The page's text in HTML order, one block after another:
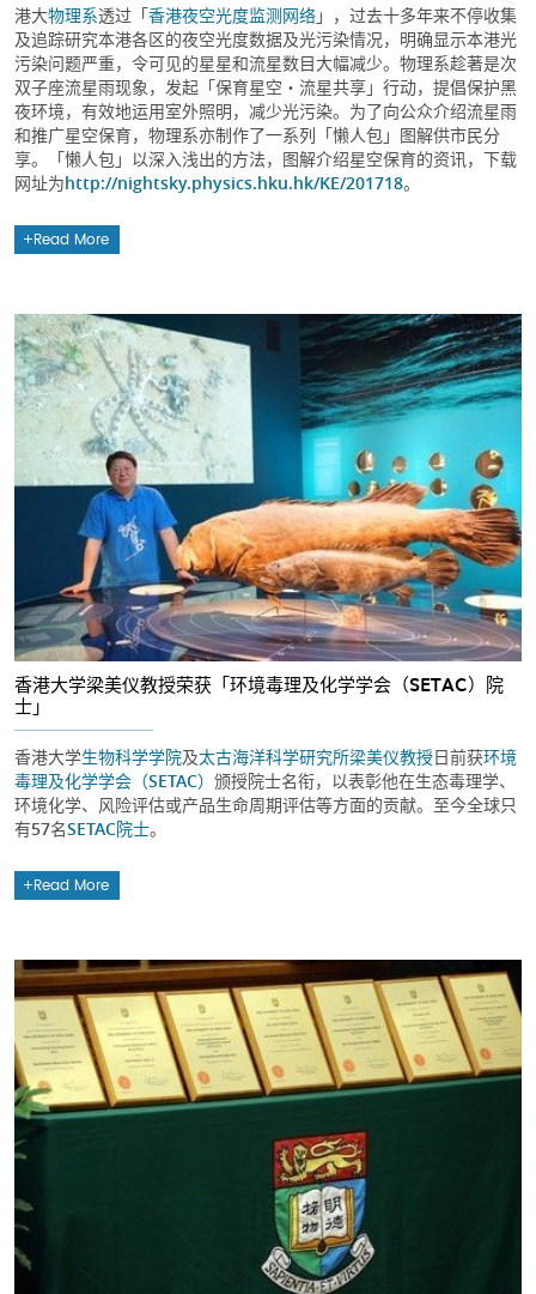
港大物理系透过「香港夜空光度监测网络」，过去十多年来不停收集
及追踪研究本港各区的夜空光度数据及光污染情况，明确显示本港光
污染问题严重，令可见的星星和流星数目大幅减少。物理系趁著是次
双子座流星雨现象，发起「保育星空・流星共享」行动，提倡保护黑
夜环境，有效地运用室外照明，减少光污染。为了向公众介绍流星雨
和推广星空保育，物理系亦制作了一系列「懒人包」图解供市民分
享。「懒人包」以深入浅出的方法，图解介绍星空保育的资讯，下载
网址为http://nightsky.physics.hku.hk/KE/201718。
Read More
香港大学梁美仪教授荣获「环境毒理及化学学会（SETAC）院
士」
香港大学生物科学学院及太古海洋科学研究所梁美仪教授日前获环境
毒理及化学学会（SETAC） 颁授院士名衔，以表彰他在生态毒理学、
环境化学、风险评估或产品生命周期评估等方面的贡献。至今全球只
有57名SETAC院士。
Read More